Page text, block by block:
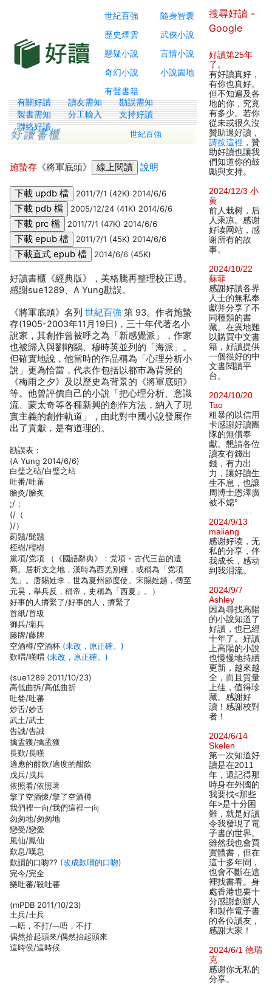
世紀百強
隨身智囊
歷史煙雲
武俠小說
懸疑小說
言情小說
奇幻小說
小說園地
有聲書籍
有關好讀 讀友需知
勘誤需知
製書需知
分工輸入
支持好讀
聯絡好讀
世紀百強
施蟄存 《將軍底頭》 說明
2011/7/1 (42K) 2014/6/6
2005/12/24 (41K) 2014/6/6
2011/7/1 (47K) 2014/6/6
2011/7/1 (45K) 2014/6/6
2014/6/6 (45K)
好讀書櫃《經典版》，美格騰再整理校正過。
感謝sue1289、A Yung勘誤。
《將軍底頭》名列 世紀百強第 93。作者施蟄
存(1905-2003年11月19日)，三十年代著名小
說家，其創作曾被呼之為「新感覺派」，作家
也被歸入與劉吶鷗、穆時英並列的「海派」。
但確實地說，他當時的作品稱為「心理分析小
說」更為恰當，代表作包括以都市為背景的
《梅雨之夕》及以歷史為背景的《將軍底頭》
等。他曾評價自己的小說「把心理分析、意識
流、蒙太奇等各種新興的創作方法，納入了現
實主義的創作軌道」，由此對中國小說發展作
出了貢獻，是有道理的。
勘誤表：
(A Yung 2014/6/6)
白璧之砧/白璧之玷
吐番/吐蕃
膾灸/膾炙
;/；
(/（
)/）
莿鬚/髭鬚
桎樹/檉樹
黨項/党項 （《國語辭典》：党項 - 古代三苗的遺
裔。居析支之地，漢時為西羌別種，或稱為「党項
羌」。唐賜姓李，世為夏州節度使。宋賜姓趙，傳至
元昊，舉兵反，稱帝，史稱為「西夏」。）
好事的人擠緊了/好事的人，擠緊了
首紙/首級
御兵/衛兵
籐牌/藤牌
空酒樽/空酒杯 (未改，原正確。)
歎喟/嘆喟 (未改，原正確。)
(sue1289 2011/10/23)
高低曲拆/高低曲折
吐婪/吐蕃
炒舌/妙舌
武土/武士
告誠/告誡
擒盂獲/擒孟獲
長歎/長嘆
適應的酣飲/適度的酣飲
戊兵/戍兵
依照看/依照著
擎了空酒懷/擎了空酒樽
我們裡一向/我們這裡一向
勿匆地/匆匆地
戀受/戀愛
風仙/鳳仙
歎息/嘆息
歎謂的口吻?? (改成歎喟的口吻)
完今/完全
樂吐蕃/殺吐蕃
(mPDB 2011/10/23)
土兵/士兵
﹁晤，不打/﹁唔，不打
偶然拾起頭來/偶然抬起頭來
這時侯/這時候
搜尋好讀 -
Google
好讀第25年
了 。
有好讀真好，
有你也真好。
但不知遍及各
地的你，究竟
有多少。若你
從未或很久沒
贊助過好讀，
請按這裡 ，贊
助好讀也讓我
們知道你的鼓
勵與支持。
2024/12/3 小
黄
前人栽树，后
人乘凉。感谢
好读网站，感
谢所有的故
事。
2024/10/22
蘇菲
感謝好讀各界
人士的無私奉
獻并分享了不
同種類的書
藏。在異地難
以購買中文書
籍，好讀提供
一個很好的中
文書閱讀平
台。
2024/10/20
Tao
粗暴的以信用
卡感謝好讀團
隊的無償奉
獻。懇請各位
讀友有錢出
錢，有力出
力，讓好讀生
生不息，也讓
周博士恩澤廣
被不熄°
2024/9/13
maliang
感谢好读，无
私的分享，伴
我成长，感动
到我泪流。
2024/9/7
Ashley
因為尋找高陽
的小說知道了
好讀，也已經
十年了。好讀
上高陽的小說
也慢慢地持續
更新，越來越
全，而且質量
上佳，值得珍
藏。感謝好
讀！感謝校對
者！
2024/6/14
Skelen
第一次知道好
讀是在2011
年，還記得那
時身在外國的
我要找<那些
年>是十分困
難，就是好讀
令我發現了電
子書的世界。
雖然我也會買
實體書，但在
這十多年間，
也會不斷在這
裡找書看。身
處香港也要十
分感謝創辦人
和製作電子書
的各位讀友，
感謝大家！
2024/6/1 德瑞
克
感谢你无私的
分享。